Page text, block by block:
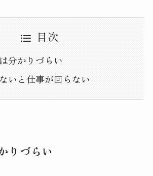
目次
分かりづらい
いと仕事が回らない
りづらい